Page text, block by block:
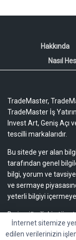
Hakkında
Nasıl
TradeMaster,
TradeMaster İş
Invest Art, Geniş Açı
tescilli markalarıdır.
Bu sitede yer alan
tarafından genel
bilgi, yorum ve
ve sermaye
yeterli bilgiyi
Bu içeriğe ilişkin tüm
aittir. Bu içerik, açık
herhangi bir amaçla,
İnternet sitemize
edilen verilerinizin